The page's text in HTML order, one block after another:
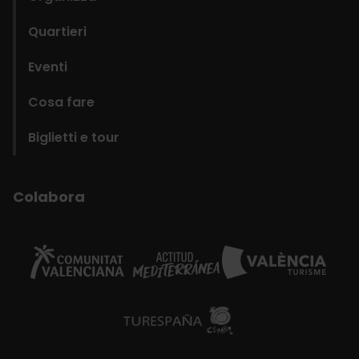
Quartieri
Eventi
Cosa fare
Biglietti e tour
Colabora